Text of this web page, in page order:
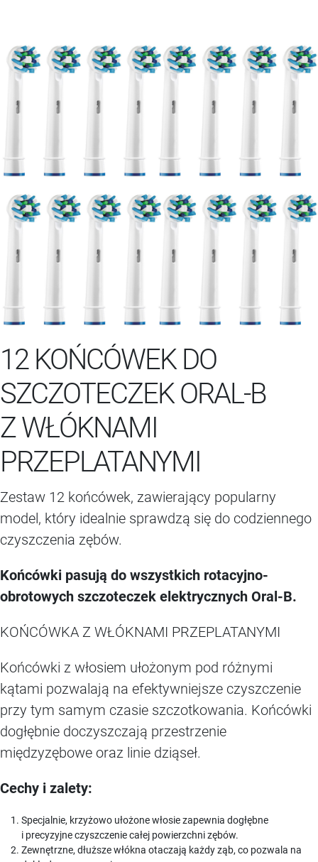
12 KOŃCÓWEK DO
SZCZOTECZEK ORAL-B
Z WŁÓKNAMI
PRZEPLATANYMI
Zestaw 12 końcówek, zawierający popularny
model, który idealnie sprawdzą się do codziennego
czyszczenia zębów.
Końcówki pasują do wszystkich rotacyjno-
obrotowych szczoteczek elektrycznych Oral-B.
KOŃCÓWKA Z WŁÓKNAMI PRZEPLATANYMI
Końcówki z włosiem ułożonym pod różnymi
kątami pozwalają na efektywniejsze czyszczenie
przy tym samym czasie szczotkowania. Końcówki
dogłębnie doczyszczają przestrzenie
międzyzębowe oraz linie dziąseł.
Cechy i zalety:
Specjalnie, krzyżowo ułożone włosie zapewnia dogłębne
i precyzyjne czyszczenie całej powierzchni zębów.
Zewnętrzne, dłuższe włókna otaczają każdy ząb, co pozwala na